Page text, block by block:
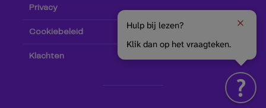
Privacy
Cookiebeleid
Klachten
Hulp bij lezen?
Klik dan op het vraagteken.